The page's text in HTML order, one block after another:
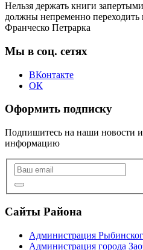
Нельзя держать книги
должны непременно переходить
Франческо Петрарка
Мы в соц. сетях
ВКонтакте
ОК
Оформить подписку
Подпишитесь на наши новости
информацию
Сайты Района
Администрация
Администрация города